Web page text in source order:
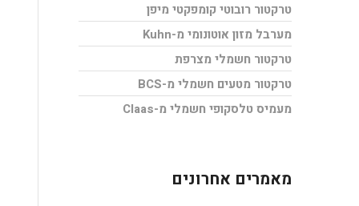
טרקטור רובוטי קומפקטי מיפן
מערבל מזון אוטונומי מ-Kuhn
טרקטור חשמלי מצרפת
טרקטור מטעים חשמלי מ-BCS
מעמיס טלסקופי חשמלי מ-Claas
מאמרים אחרונים